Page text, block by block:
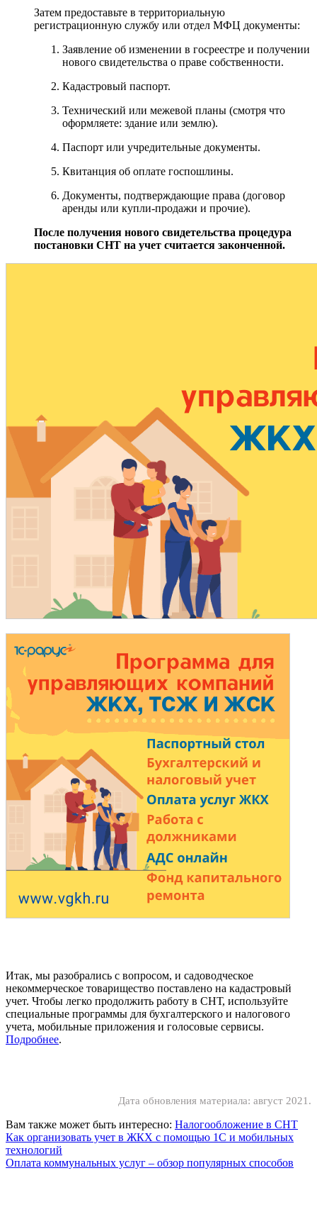
Затем предоставьте в территориальную
регистрационную службу или отдел МФЦ документы:
Заявление об изменении в госреестре и получении
нового свидетельства о праве собственности.
Кадастровый паспорт.
Технический или межевой планы (смотря что
оформляете: здание или землю).
Паспорт или учредительные документы.
Квитанция об оплате госпошлины.
Документы, подтверждающие права (договор
аренды или купли-продажи и прочие).
После получения нового свидетельства процедура
постановки СНТ на учет считается законченной.
Итак, мы разобрались с вопросом, и садоводческое
некоммерческое товарищество поставлено на кадастровый
учет. Чтобы легко продолжить работу в СНТ, используйте
специальные программы для бухгалтерского и налогового
учета, мобильные приложения и голосовые сервисы.
Подробнее.
Дата обновления материала: август 2021.
Вам также может быть интересно: Налогообложение в СНТ
Как организовать учет в ЖКХ с помощью 1С и мобильных
технологий
Оплата коммунальных услуг – обзор популярных способов